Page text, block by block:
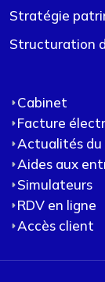
Stratégie
Structuration
Cabinet
Facture
Actualités du
Aides aux
Simulateurs
RDV en ligne
Accès client